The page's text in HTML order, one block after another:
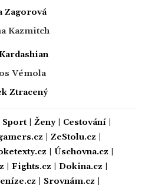
Zagorová
Kazmitch
Vémola
Ztracený
Sport| Ženy| Cestování|
ZeStolu.cz
Úschovna.cz
Fights.cz Dokina.cz
Srovnám.cz